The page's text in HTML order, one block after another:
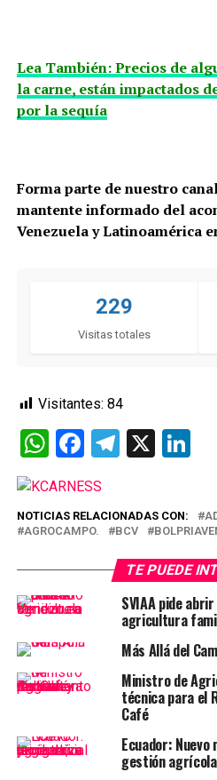
Lea También: Precios de
la carne, están impactados
por la sequía
Forma parte de nuestro
mantente informado del
Venezuela y Latinoamérica
229
Visitas totales
Visitantes: 84
WhatsApp
Facebook
Telegram
X
NOTICIAS RELACIONADAS CON:
AGROCAMPO.
BCV
TE PUEDE
SVIAA pide
agricultura
Más Allá del
Ministro de
técnica para el
Café
Ecuador:
gestión